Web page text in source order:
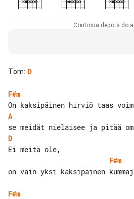
Continua depois do
Tom: D
F#m
A
D
F#m
on vain yksi kaksipäinen
F#m